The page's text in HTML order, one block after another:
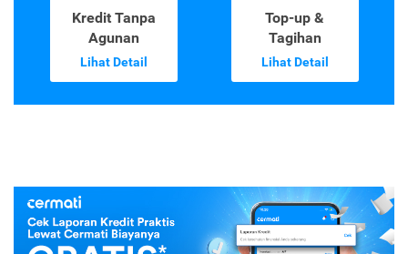
Kredit Tanpa
Agunan
Lihat Detail
Top-up &
Tagihan
Lihat Detail